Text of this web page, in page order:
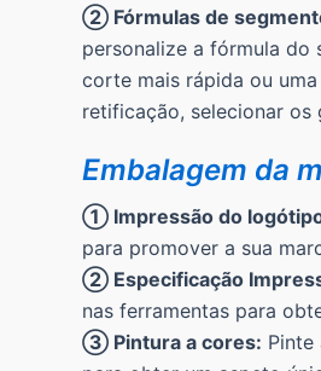
② Fórmulas de
personalize a fórmula do
corte mais rápida ou
retificação, selecionar os
Embalagem da
① Impressão do
para promover a sua
② Especificação
nas ferramentas para
③ Pintura a cores: Pinte